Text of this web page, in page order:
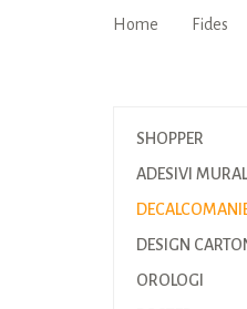
Home Fides
SHOPPER
ADESIVI
DESIGN
OROLOGI